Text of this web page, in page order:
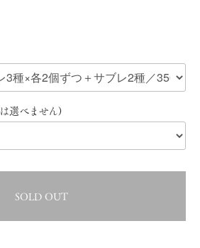
選べません)
SOLD OUT